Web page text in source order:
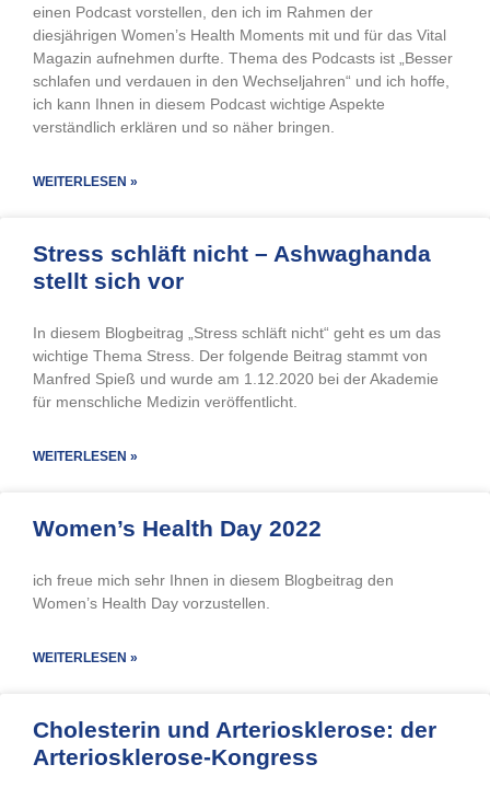
einen Podcast vorstellen, den ich im Rahmen der
diesjährigen Women’s Health Moments mit und für das Vital
Magazin aufnehmen durfte. Thema des Podcasts ist „Besser
schlafen und verdauen in den Wechseljahren“ und ich hoffe,
ich kann Ihnen in diesem Podcast wichtige Aspekte
verständlich erklären und so näher bringen.
WEITERLESEN »
Stress schläft nicht – Ashwaghanda
stellt sich vor
In diesem Blogbeitrag „Stress schläft nicht“ geht es um das
wichtige Thema Stress. Der folgende Beitrag stammt von
Manfred Spieß und wurde am 1.12.2020 bei der Akademie
für menschliche Medizin veröffentlicht.
WEITERLESEN »
Women’s Health Day 2022
ich freue mich sehr Ihnen in diesem Blogbeitrag den
Women’s Health Day vorzustellen.
WEITERLESEN »
Cholesterin und Arteriosklerose: der
Arteriosklerose-Kongress